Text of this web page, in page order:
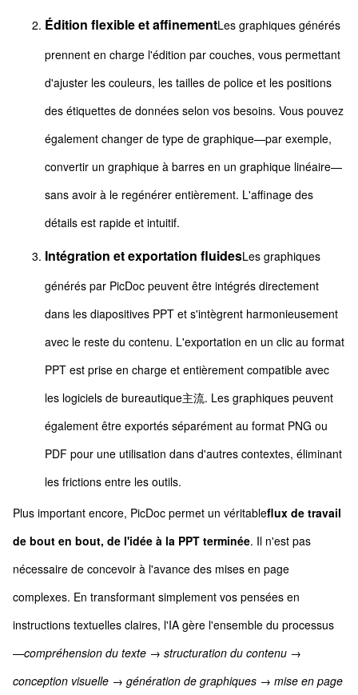
Édition flexible et affinementLes graphiques générés
prennent en charge l'édition par couches, vous permettant
d'ajuster les couleurs, les tailles de police et les positions
des étiquettes de données selon vos besoins. Vous pouvez
également changer de type de graphique—par exemple,
convertir un graphique à barres en un graphique linéaire—
sans avoir à le regénérer entièrement. L'affinage des
détails est rapide et intuitif.
Intégration et exportation fluidesLes graphiques
générés par PicDoc peuvent être intégrés directement
dans les diapositives PPT et s'intègrent harmonieusement
avec le reste du contenu. L'exportation en un clic au format
PPT est prise en charge et entièrement compatible avec
les logiciels de bureautique主流. Les graphiques peuvent
également être exportés séparément au format PNG ou
PDF pour une utilisation dans d'autres contextes, éliminant
les frictions entre les outils.
Plus important encore, PicDoc permet un véritableflux de travail
de bout en bout, de l'idée à la PPT terminée. Il n'est pas
nécessaire de concevoir à l'avance des mises en page
complexes. En transformant simplement vos pensées en
instructions textuelles claires, l'IA gère l'ensemble du processus
—compréhension du texte → structuration du contenu →
conception visuelle → génération de graphiques → mise en page